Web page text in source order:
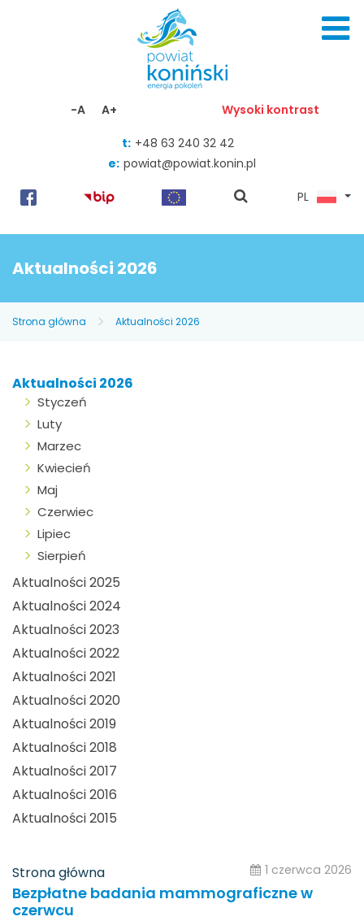
-A A+ Wysoki kontrast
t: +48 63 240 32 42
e: powiat@powiat.konin.pl
pokaż
PL
Aktualności 2026
Strona główna Aktualności 2026
Aktualności 2026
Styczeń
Luty
Marzec
Kwiecień
Maj
Czerwiec
Lipiec
Sierpień
Aktualności 2025
Aktualności 2024
Aktualności 2023
Aktualności 2022
Aktualności 2021
Aktualności 2020
Aktualności 2019
Aktualności 2018
Aktualności 2017
Aktualności 2016
Aktualności 2015
Strona główna 1 czerwca 2026
Bezpłatne badania mammograficzne w
czerwcu